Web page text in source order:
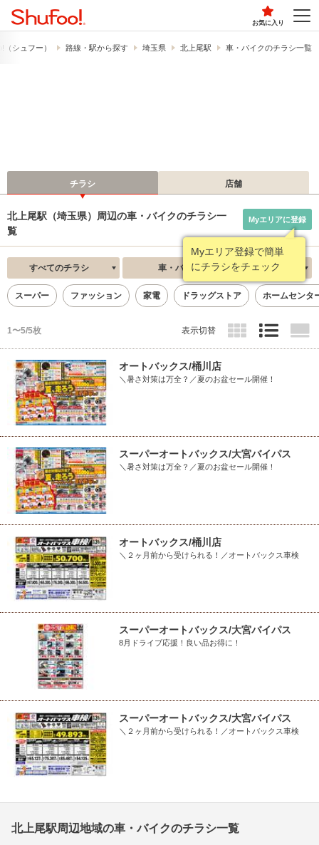
お気に入り
シュフー） 路線・駅から探す 埼玉県 北上尾駅 車・バイクのチラシ一覧
チラシ 店舗
北上尾駅（埼玉県）周辺の車・バイクのチラシ一
覧
Myエリア登録で簡単
にチラシをチェック
Myエリアに登録
すべてのチラシ 車・バイク 新着順
スーパー ファッション 家電 ドラッグストア ホームセンタ
1〜5/5枚 表示切替
オートバックス/桶川店
＼暑さ対策は万全？／夏のお盆セール開催！
スーパーオートバックス/大宮バイパス
＼暑さ対策は万全？／夏のお盆セール開催！
オートバックス/桶川店
＼２ヶ月前から受けられる！／オートバックス車検
スーパーオートバックス/大宮バイパス
8月ドライブ応援！良い品お得に！
スーパーオートバックス/大宮バイパス
＼２ヶ月前から受けられる！／オートバックス車検
北上尾駅周辺地域の車・バイクのチラシ一覧